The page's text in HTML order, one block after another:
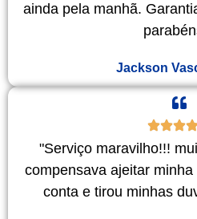
ainda pela manhã.
Jackson
"Serviço maravilho!!!
compensava ajeitar
conta e tirou minhas